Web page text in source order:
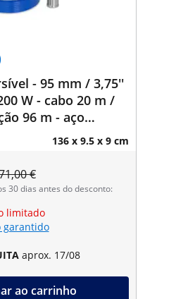
- 95 mm / 3,75''
W - cabo 20 m /
96 m - aço
136 x 9.5 x 9 cm
€
30 dias antes do desconto:
limitado
garantido
aprox. 17/08
ao carrinho